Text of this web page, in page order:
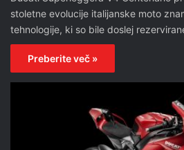
stoletne evolucije italijanske moto
tehnologije, ki so bile doslej
Preberite več »